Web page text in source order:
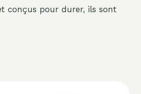
conçus pour durer, ils sont